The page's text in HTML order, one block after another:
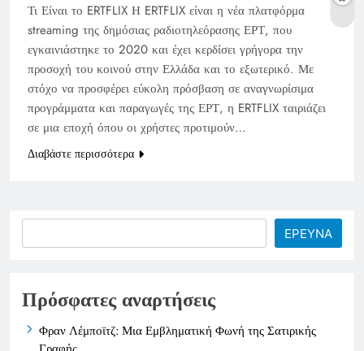
Τι Είναι το ERTFLIX Η ERTFLIX είναι η νέα πλατφόρμα
streaming της δημόσιας ραδιοτηλεόρασης ΕΡΤ, που
εγκαινιάστηκε το 2020 και έχει κερδίσει γρήγορα την
προσοχή του κοινού στην Ελλάδα και το εξωτερικό. Με
στόχο να προσφέρει εύκολη πρόσβαση σε αναγνωρίσιμα
προγράμματα και παραγωγές της ΕΡΤ, η ERTFLIX ταιριάζει
σε μια εποχή όπου οι χρήστες προτιμούν…
Διαβάστε περισσότερα
ΕΡΕΥΝΑ
Πρόσφατες αναρτήσεις
Φραν Λέμποϊτζ: Μια Εμβληματική Φωνή της Σατιρικής